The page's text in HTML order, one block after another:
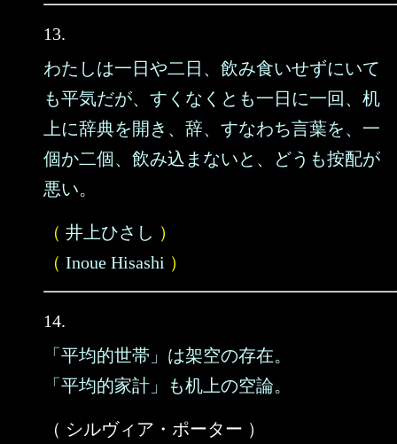
13.
わたしは一日や二日、飲み食いせずにいて
も平気だが、すくなくとも一日に一回、机
上に辞典を開き、辞、すなわち言葉を、一
個か二個、飲み込まないと、どうも按配が
悪い。
（ 井上ひさし ）
（ Inoue Hisashi ）
14.
「平均的世帯」は架空の存在。
「平均的家計」も机上の空論。
（ シルヴィア・ポーター ）